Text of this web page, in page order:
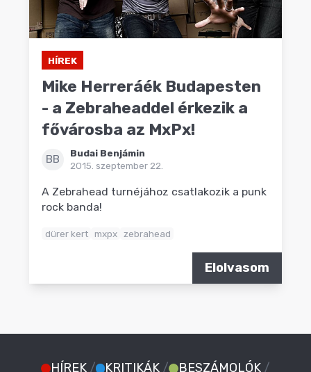
HÍREK
Mike Herreráék Budapesten
- a Zebraheaddel érkezik a
fővárosba az MxPx!
BB
Budai Benjámin
2015. szeptember 22.
A Zebrahead turnéjához csatlakozik a punk
rock banda!
dürer kert mxpx zebrahead
Elolvasom
HÍREK / KRITIKÁK / BESZÁMOLÓK /